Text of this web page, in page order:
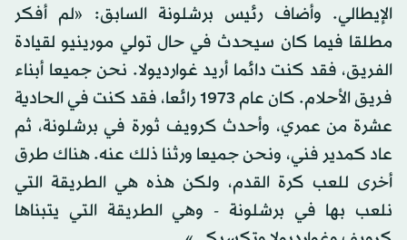
الإيطالي. وأضاف رئيس برشلونة السابق: «لم أفكر
مطلقا فيما كان سيحدث في حال تولي مورينيو لقيادة
الفريق، فقد كنت دائما أريد غوارديولا. نحن جميعا أبناء
فريق الأحلام. كان عام 1973 رائعا، فقد كنت في الحادية
عشرة من عمري، وأحدث كرويف ثورة في برشلونة، ثم
عاد كمدير فني، ونحن جميعا ورثنا ذلك عنه. هناك طرق
أخرى للعب كرة القدم، ولكن هذه هي الطريقة التي
نلعب بها في برشلونة - وهي الطريقة التي يتبناها